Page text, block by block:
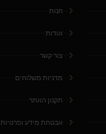
חנות
אודות
צור קשר
מדניות משלוחים
תקנון האתר
אבטחת מידע ופרטיות